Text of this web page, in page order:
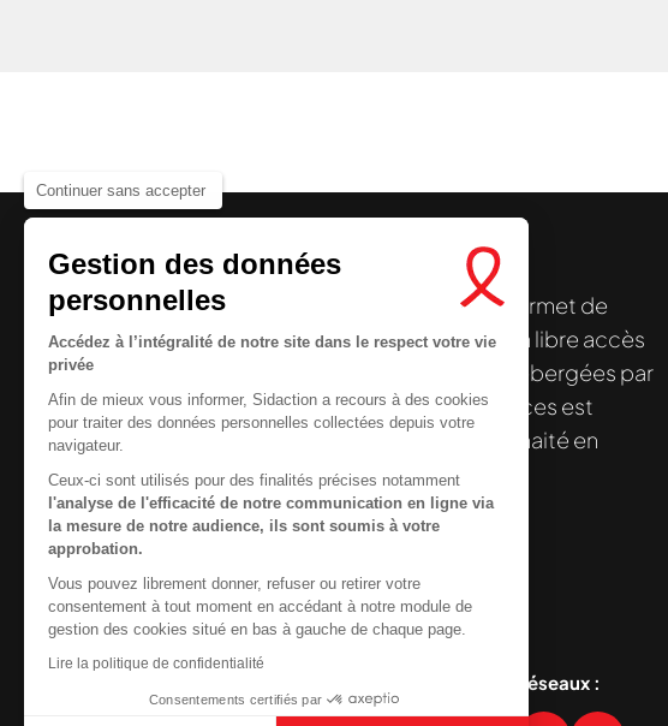
Continuer sans accepter
Gestion des données
personnelles
Accédez à l’intégralité de notre site dans le respect votre vie
privée
Afin de mieux vous informer, Sidaction a recours à des cookies
pour traiter des données personnelles collectées depuis votre
navigateur.
Ceux-ci sont utilisés pour des finalités précises notamment
l'analyse de l'efficacité de notre communication en ligne via
la mesure de notre audience, ils sont soumis à votre
approbation.
Vous pouvez librement donner, refuser ou retirer votre
consentement à tout moment en accédant à notre module de
gestion des cookies situé en bas à gauche de chaque page.
Lire la politique de confidentialité
Consentements certifiés par
Nous cherchons le contenu demandé....
Le centre de ressources de Sidactionpermet de
disposer de ressources francophones en libre accès
. À l’origine, hébergées par
la Plateforme ELSA, le Centre de ressources est
désormais gérée par Sidaction qui a souhaité en
reprendre le pilotage.
Contactez-nous
Newsletter
Nous suivre sur les réseaux :